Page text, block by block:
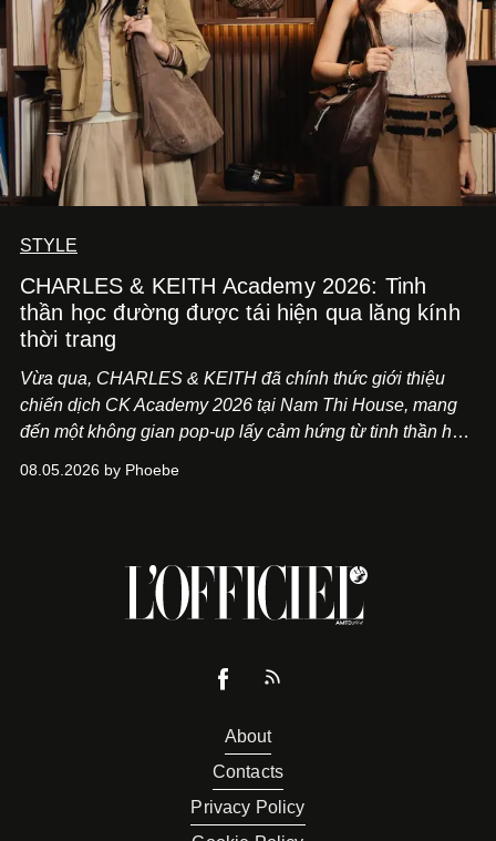
STYLE
CHARLES & KEITH Academy 2026: Tinh
thần học đường được tái hiện qua lăng kính
thời trang
Vừa qua, CHARLES & KEITH đã chính thức giới thiệu
chiến dịch CK Academy 2026 tại Nam Thi House, mang
đến một không gian pop-up lấy cảm hứng từ tinh thần học
08.05.2026 by Phoebe
About
Contacts
Privacy Policy